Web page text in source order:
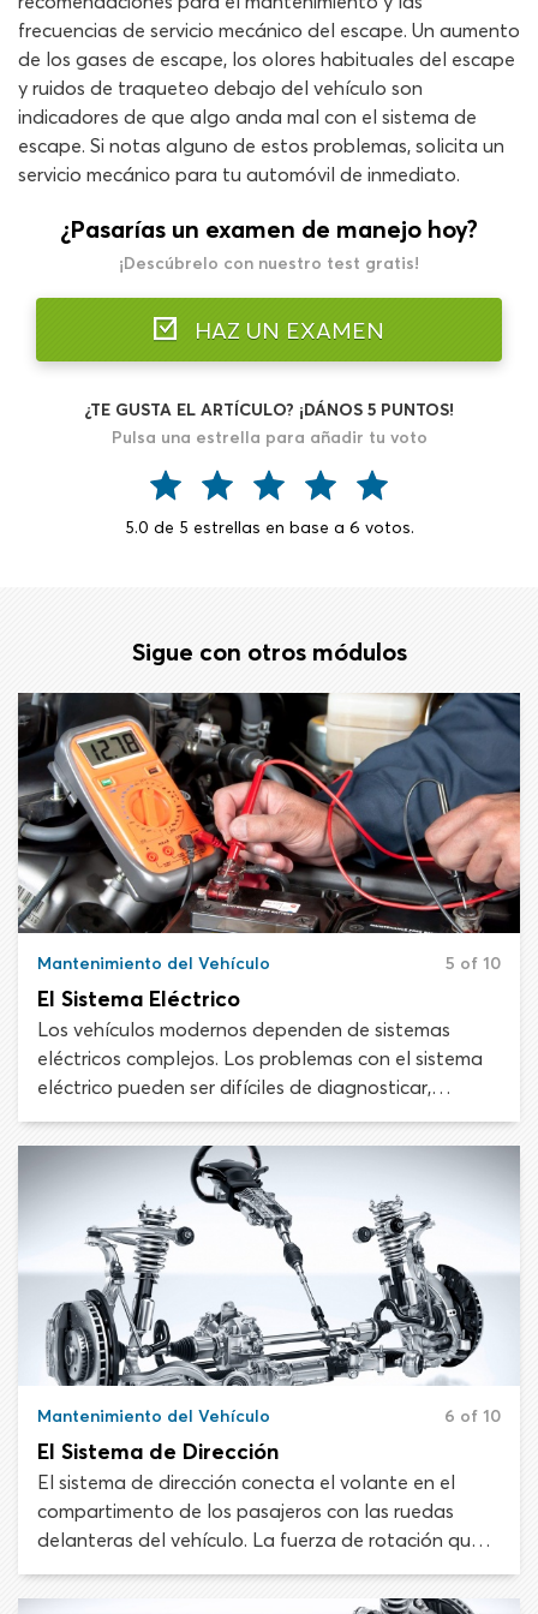
frecuencias de servicio mecánico del escape. Un aumento
de los gases de escape, los olores habituales del escape
y ruidos de traqueteo debajo del vehículo son
indicadores de que algo anda mal con el sistema de
escape. Si notas alguno de estos problemas, solicita un
servicio mecánico para tu automóvil de inmediato.
¿Pasarías un examen de manejo hoy?
¡Descúbrelo con nuestro test gratis!
HAZ UN EXAMEN
¿TE GUSTA EL ARTÍCULO? ¡DÁNOS 5 PUNTOS!
Pulsa una estrella para añadir tu voto
5.0 de 5 estrellas en base a 6 votos.
Sigue con otros módulos
Mantenimiento del Vehículo 5 of 10
El Sistema Eléctrico
Los vehículos modernos dependen de sistemas
eléctricos complejos. Los problemas con el sistema
eléctrico pueden ser difíciles de diagnosticar,
aunque a menudo se pueden arreglar con algo tan
simple como un cambio de fusible o una bombilla
nueva. Más allá de esto, manipular las partes
electrónicas del vehículo suele ser tarea de un
técnico capacitado.
Mantenimiento del Vehículo 6 of 10
El Sistema de Dirección
El sistema de dirección conecta el volante en el
compartimento de los pasajeros con las ruedas
delanteras del vehículo. La fuerza de rotación que
ejerces sobre el volante se transfiere a la columna
de dirección y se convierte en un movimiento